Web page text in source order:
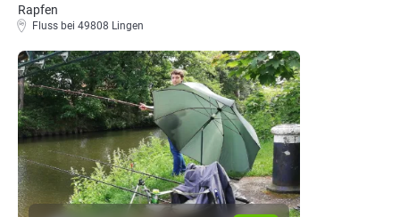
Rapfen
Fluss bei 49808 Lingen